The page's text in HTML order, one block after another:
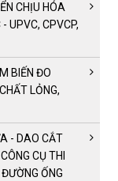
CHỊU HÓA
UPVC, CPVCP,
BIẾN ĐO
LỎNG,
- DAO CẮT
CỤ THI
ỐNG